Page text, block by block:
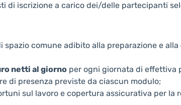
di iscrizione a carico dei/delle partecipanti
comune adibito alla preparazione e
netti al giorno per ogni giornata di effettiva
di presenza previste da ciascun modulo;
sul lavoro e copertura assicurativa per la